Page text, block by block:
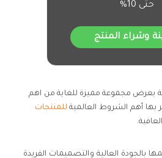
حتى 10%
وشراء المنتج
بعرض مجموعة مميزة للغاية من اهم
بها أهم الشروط العالمية للمنتجات
بالجودة العالية والتصميمات الفريدة